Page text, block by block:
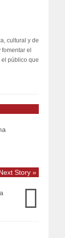
cultural y de
el
público que
Story »